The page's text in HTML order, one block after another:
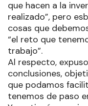
que hacen a la
realizado”, pero
cosas que
“el reto que
trabajo”.
Al respecto,
conclusiones,
que podamos
tenemos de paso